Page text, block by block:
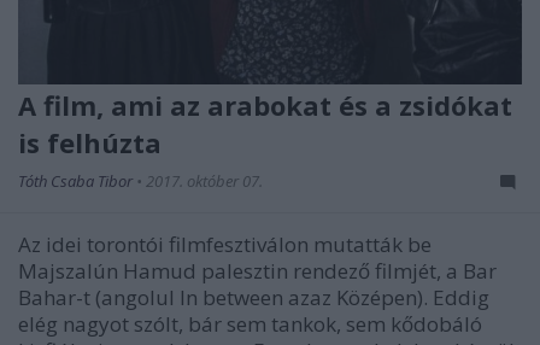
A film, ami az arabokat és a zsidókat
is felhúzta
Tóth Csaba Tibor • 2017. október 07.
Az idei torontói filmfesztiválon mutatták be
Majszalún Hamud palesztin rendező filmjét, a Bar
Bahar-t (angolul In between azaz Középen). Eddig
elég nagyot szólt, bár sem tankok, sem kődobáló